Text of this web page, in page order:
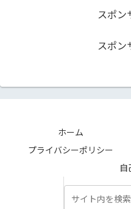
スポン
スポン
ホーム
プライバシーポリシー
自